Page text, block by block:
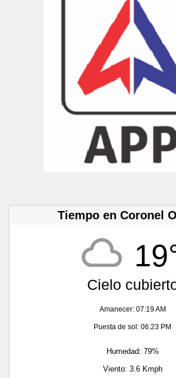
Tiempo en Coronel
Cielo
Amanecer: 07:19 AM
Puesta de sol: 06:23 PM
Humedad: 79%
Viento: 3.6 Kmph